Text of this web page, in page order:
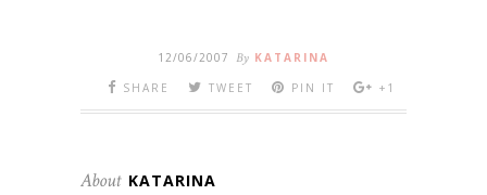
12/06/2007 By KATARINA
SHARE
TWEET PIN IT +1
About KATARINA